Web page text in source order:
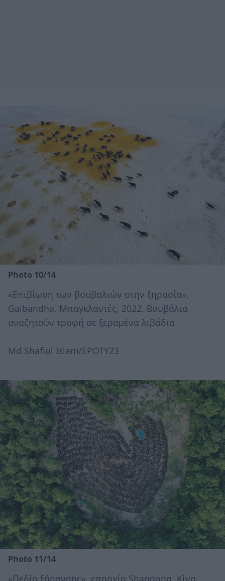
Photo 10/14
«Επιβίωση των βουβαλιών στην ξηρασία»,
Gaibandha, Μπαγκλαντές, 2022. Βουβάλια
αναζητούν τροφή σε ξεραμένα λιβάδια
Md Shafiul Islam/EPOTY23
Photo 11/14
«Πεδίο ξήρανσης», επαρχία Shandong, Κίνα,